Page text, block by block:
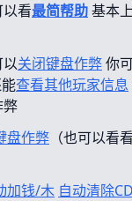
看最简帮助基本
关闭键盘作弊你
查看其他玩家信息
弊
盘作弊 （也可以看看
加钱/木 自动清除CD